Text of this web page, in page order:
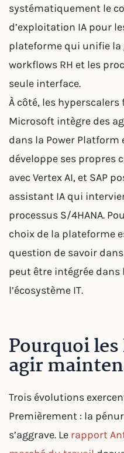
systématiquement le
d’exploitation IA pour
plateforme qui unifie la
workflows RH et les
seule interface.
À côté, les
Microsoft intègre des
dans la Power Platform
développe ses propres
avec Vertex AI, et SAP
assistant IA qui
processus S/4HANA.
choix de la plateforme
question de savoir
peut être intégrée dans
l’écosystème IT.
Pourquoi
agir
Trois évolutions
Premièrement : la
s’aggrave. Le rapport